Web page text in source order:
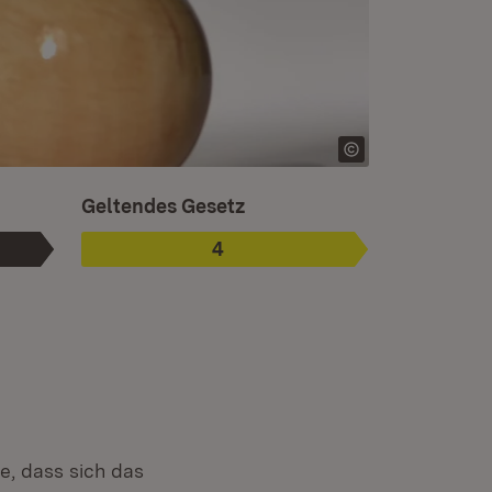
Phase
4
:
Ist ausgewählt. Ist die aktuelle Phase.
Geltendes Gesetz
dass sich das